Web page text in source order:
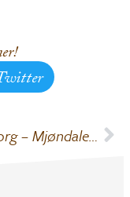
Sarpsborg – Mjøndalen 3 – 4